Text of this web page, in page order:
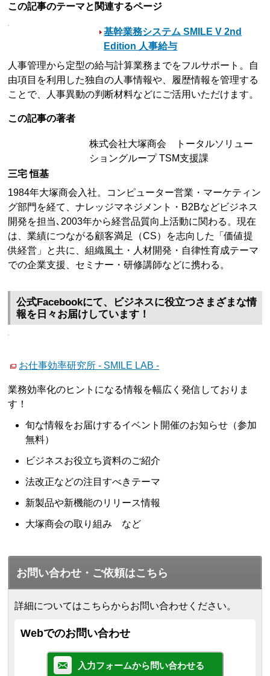
この記事のテーマと関連するページ
基幹業務システム SMILE V 2nd
Edition 人事給与
人事管理から定型の給与計算業務までをフルサポート。自
由項目を利用した独自の人事情報や、履歴情報を管理する
ことで、人事異動の判断材料などにご活用いただけます。
この記事の著者
株式会社大塚商会 トータルソリュー
ショングループ TSM支援課
三宅 恒基
1984年大塚商会入社。コンピューター営業・マーケティン
グ部門を経て、ナレッジマネジメント・B2Bなどビジネス
開発を担当､2003年から経営品質向上活動に関わる。現在
は、業績につながる顧客満足（CS）を志向した「価値提
供経営」と共に、組織風土・人材開発・自律性育成テーマ
での企業支援、セミナー・研修講師などに携わる。
公式Facebookにて、ビジネスに役立つさまざまな情
報を日々お届けしています！
お仕事効率研究所 - SMILE LAB -
業務効率化のヒントになる情報を幅広く発信しておりま
す！
旬な情報をお届けするイベント開催のお知らせ（参加
無料）
ビジネスお役立ち資料のご紹介
法改正などの注目すべきテーマ
新製品や新機能のリリース情報
大塚商会の取り組み など
お問い合わせ・ご依頼はこちら
詳細についてはこちらからお問い合わせください。
Webでのお問い合わせ
入力フォームから問い合わせる